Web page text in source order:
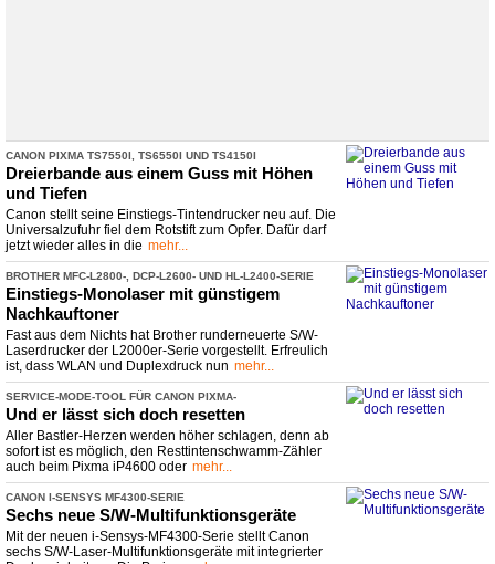
CANON PIXMA TS7550I, TS6550I UND TS4150I
Dreierbande aus einem Guss mit Höhen
und Tiefen
Canon stellt seine Einstiegs-Tintendrucker neu auf. Die
Universalzufuhr fiel dem Rotstift zum Opfer. Dafür darf
jetzt wieder alles in die mehr...
BROTHER MFC-​L2800- ​, DCP-​L2600- ​ UND HL-​L2400-​SERIE
Einstiegs-​Monolaser mit günstigem
Nachkauftoner
Fast aus dem Nichts hat Brother runderneuerte S/W-
Laserdrucker der L2000er-Serie vorgestellt. Erfreulich
ist, dass WLAN und Duplexdruck nun mehr...
SERVICE-​MODE-​TOOL FÜR CANON PIXMA-
​DRUCKER (IP4600, IP4700...)
Und er lässt sich doch resetten
Aller Bastler-Herzen werden höher schlagen, denn ab
sofort ist es möglich, den Resttintenschwamm-Zähler
auch beim Pixma iP4600 oder mehr...
CANON I-​SENSYS MF4300-​SERIE
Sechs neue S/W-​Multifunktionsgeräte
Mit der neuen i-Sensys-MF4300-Serie stellt Canon
sechs S/W-Laser-Multifunktionsgeräte mit integrierter